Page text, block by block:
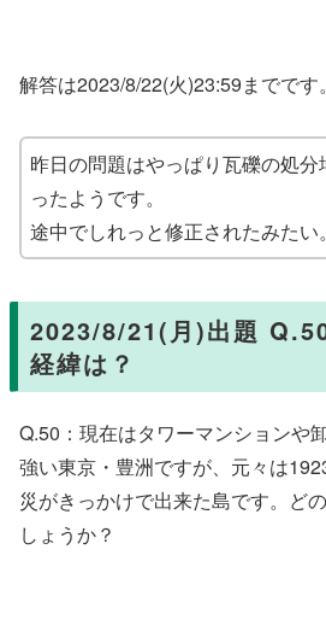
解答は2023/8/22(火)23:59までです。
昨日の問題はやっぱり瓦礫の処分
ったようです。
途中でしれっと修正されたみたい。
2023/8/21(月)出題
経緯は？
Q.50：現在はタワーマンションや
強い東京・豊洲ですが、元々は
災がきっかけで出来た島です。ど
しょうか？